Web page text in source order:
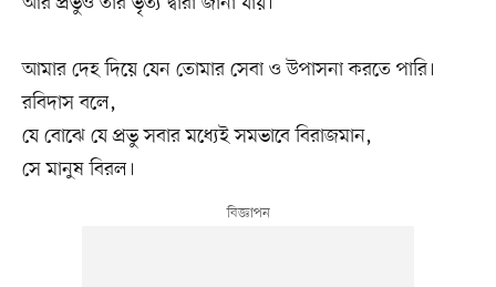
আমার দেহ দিয়ে যেন তোমার সেবা ও উপাসনা করতে পারি।
রবিদাস বলে,
যে বোঝে যে প্রভু সবার মধ্যেই সমভাবে বিরাজমান,
সে মানুষ বিরল।